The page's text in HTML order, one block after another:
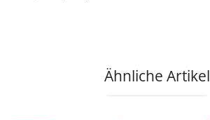
Ähnliche Artikel